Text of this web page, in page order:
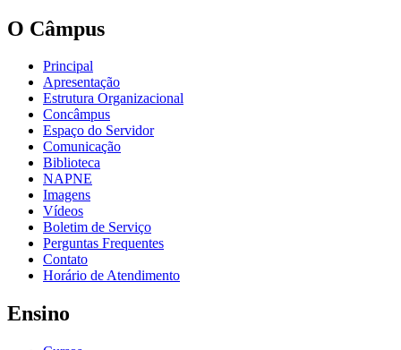
O Câmpus
Principal
Apresentação
Estrutura Organizacional
Concâmpus
Espaço do Servidor
Comunicação
Biblioteca
NAPNE
Imagens
Vídeos
Boletim de Serviço
Perguntas Frequentes
Contato
Horário de Atendimento
Ensino